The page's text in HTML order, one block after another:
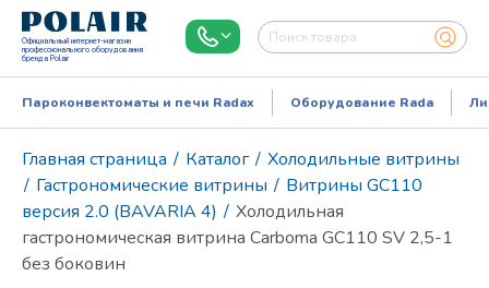
Официальный интернет-магазин
профессионального оборудования
бренда Polair
Пароконвектоматы и печи Radax Оборудование Rada
Главная страница / Каталог / Холодильные витрины
/ Гастрономические витрины / Витрины GC110
версия 2.0 (BAVARIA 4) / Холодильная
гастрономическая витрина Carboma GC110 SV 2,5-1
без боковин